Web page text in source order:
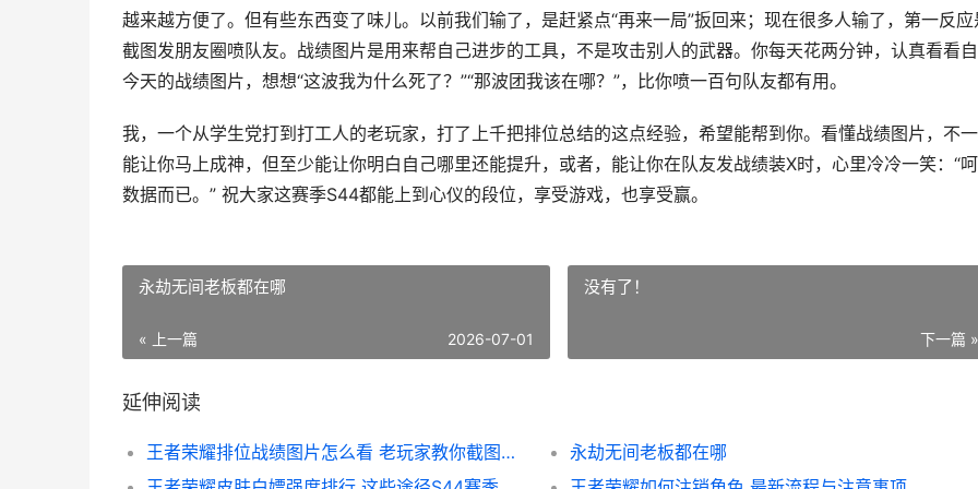
越来越方便了。但有些东西变了味儿。以前我们输了，是赶紧点“再来一局”扳回来；现在很多人输了，第一反应
截图发朋友圈喷队友。战绩图片是用来帮自己进步的工具，不是攻击别人的武器。你每天花两分钟，认真看看
今天的战绩图片，想想“这波我为什么死了？”“那波团我该在哪？”，比你喷一百句队友都有用。
我，一个从学生党打到打工人的老玩家，打了上千把排位总结的这点经验，希望能帮到你。看懂战绩图片，不
能让你马上成神，但至少能让你明白自己哪里还能提升，或者，能让你在队友发战绩装X时，心里冷冷一笑：“呵
数据而已。” 祝大家这赛季S44都能上到心仪的段位，享受游戏，也享受赢。
永劫无间老板都在哪
« 上一篇 2026-07-01
没有了！
下一篇 »
延伸阅读
王者荣耀排位战绩图片怎么看 老玩家教你截图里的隐藏信息
永劫无间老板都在哪